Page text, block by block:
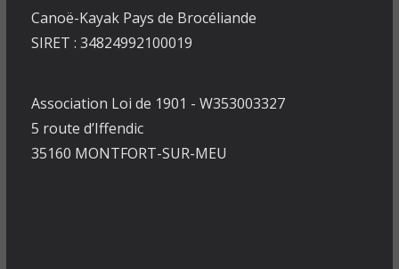
Canoë-Kayak Pays de Brocéliande
SIRET : 34824992100019
Association Loi de 1901 - W353003327
5 route d’Iffendic
35160 MONTFORT-SUR-MEU